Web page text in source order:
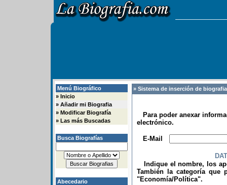
Menú Biográfico
» Inicio
» Añadir mi Biografia
» Modificar Biografía
» Las más Buscadas
Busca Biografías
Abecedario
» Sistema de inserción de
Para poder anexar
electrónico.
E-Mail
Indique el nombre, los
También la categoría que
"Economía/Política".